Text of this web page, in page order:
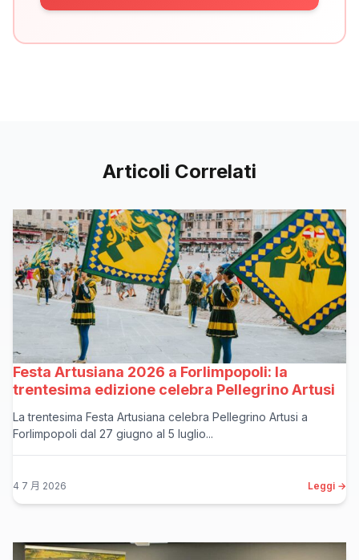
Articoli Correlati
Festa Artusiana 2026 a Forlimpopoli: la
trentesima edizione celebra Pellegrino Artusi
La trentesima Festa Artusiana celebra Pellegrino Artusi a
Forlimpopoli dal 27 giugno al 5 luglio...
4 7 月 2026 Leggi →